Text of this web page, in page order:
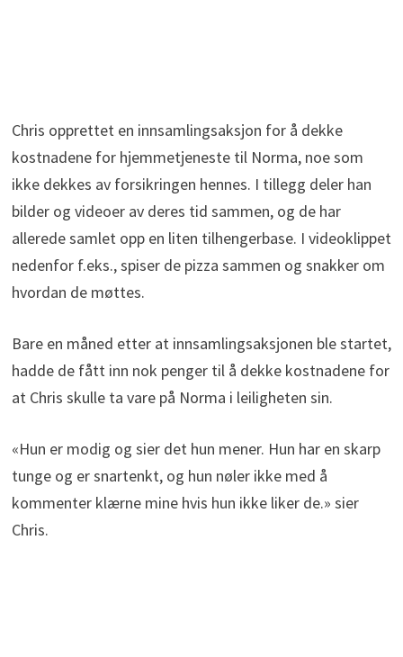
Chris opprettet en innsamlingsaksjon for å dekke
kostnadene for hjemmetjeneste til Norma, noe som
ikke dekkes av forsikringen hennes. I tillegg deler han
bilder og videoer av deres tid sammen, og de har
allerede samlet opp en liten tilhengerbase. I videoklippet
nedenfor f.eks., spiser de pizza sammen og snakker om
hvordan de møttes.
Bare en måned etter at innsamlingsaksjonen ble startet,
hadde de fått inn nok penger til å dekke kostnadene for
at Chris skulle ta vare på Norma i leiligheten sin.
«Hun er modig og sier det hun mener. Hun har en skarp
tunge og er snartenkt, og hun nøler ikke med å
kommenter klærne mine hvis hun ikke liker de.» sier
Chris.